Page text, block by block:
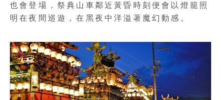
也會登場，祭典山車鄰近黃昏時刻便會以燈籠照
明在夜間巡遊，在黑夜中洋溢著魔幻動感。